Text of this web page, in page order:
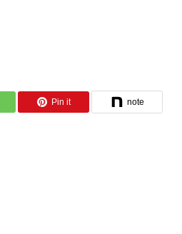
Pin it note